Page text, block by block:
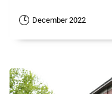
December 2022